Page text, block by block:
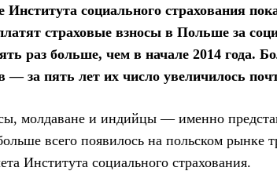
Института социального страхования
страховые взносы в Польше за
раз больше, чем в начале 2014 года.
— за пять лет их число увеличилось
молдаване и индийцы — именно
всего появилось на польском рынке
Института социального страхования.